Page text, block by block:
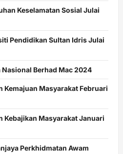
Keselamatan Sosial Julai
Pendidikan Sultan Idris Julai
Berhad Mac 2024
Kemajuan Masyarakat Februari
Kebajikan Masyarakat Januari
Perkhidmatan Awam